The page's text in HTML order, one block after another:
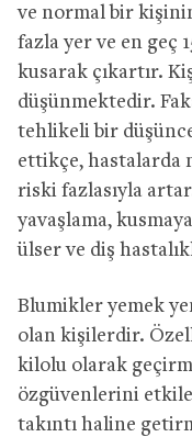
ve normal bir
fazla yer ve en geç
kusarak çıkartır.
düşünmektedir.
tehlikeli bir
ettikçe, hastalarda
riski fazlasıyla
yavaşlama,
ülser ve diş
Blumikler yemek
olan kişilerdir.
kilolu olarak
özgüvenlerini
takıntı haline